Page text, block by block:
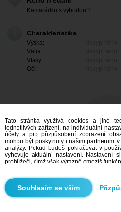
Kamarádku s výhodou ?
Charakteristika
Výška:
Váha:
Vlasy:
Oči:
Mám
Vyhledávání
Tato stránka využívá cookies a jiné
jednotlivých zařízení, na individuální
účely a pro přizpůsobení zobrazení
mohou být poskytnuty i našim partnerům
analýzy. Pokud budeš pokračovat v
vyhovuje aktuální nastavení. Nastavení
prohlížeči, čímž však výrazně omezíš